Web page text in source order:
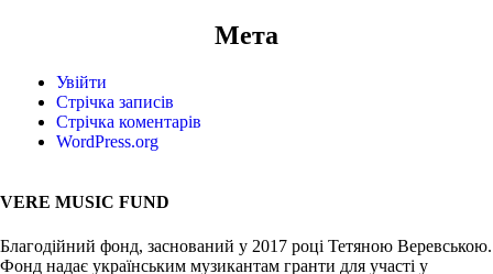
Мета
Увійти
Стрічка записів
Стрічка коментарів
WordPress.org
VERE MUSIC FUND
Благодійний фонд, заснований у 2017 році Тетяною Веревською.
Фонд надає українським музикантам гранти для участі у